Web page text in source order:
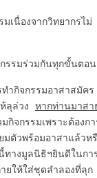
เนื่องจากวิทยากรไม่
กรรมร่วมกันทุกขั้นตอน
ทำกิจกรรมอาสาสมัคร
ลุล่วง หากท่านมาสา
กิจกรรมเพราะต้องกา
มตัวพร้อมอาสาแล้วห
ทางมูลนิธิฯยินดีในกา
ยให้ใส่ชุดลำลองที่ลุก